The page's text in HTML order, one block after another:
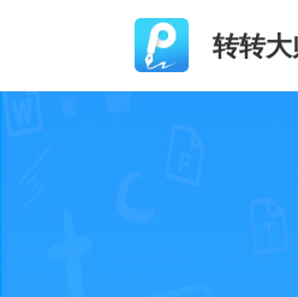
转转